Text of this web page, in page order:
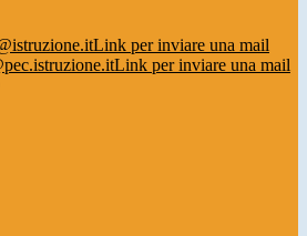
Link per inviare una mail
Link per inviare una mail